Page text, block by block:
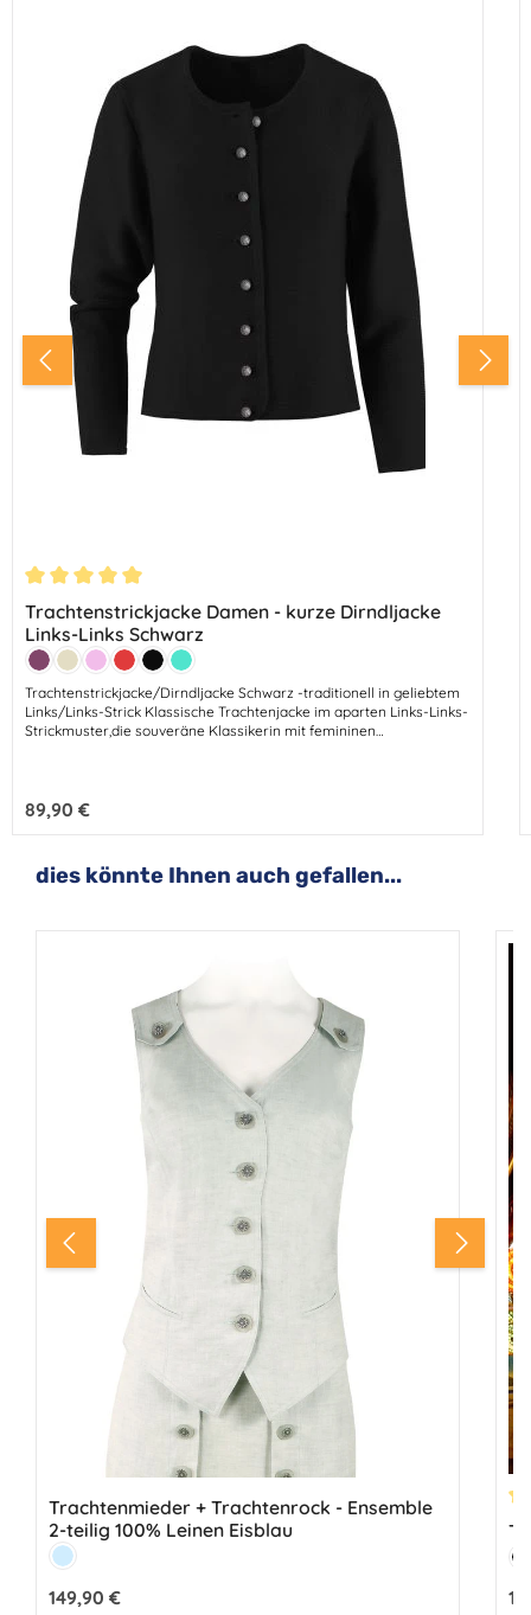
Durchschnittliche Bewertung von 5 von 5 Sternen
Trachtenstrickjacke Damen - kurze Dirndljacke
Links-Links Schwarz
Farbe:
BeereBeigeRosaRot Schwarz
Türkis
Trachtenstrickjacke/Dirndljacke Schwarz -traditionell in geliebtem
Links/Links-Strick Klassische Trachtenjacke im aparten Links-Links-
Strickmuster,die souveräne Klassikerin mit femininen
aktuell - der pure Stil passt zu jedem Outfit. Kleiner Preis – große
Regulärer Preis:
89,90 €
Produktgalerie überspringen
dies könnte Ihnen auch gefallen...
Trachtenmieder + Trachtenrock - Ensemble
2-teilig 100% Leinen Eisblau
Farbe:
Eisblau
Regulärer Preis:
149,90 €